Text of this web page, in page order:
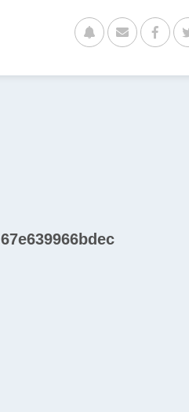
67e639966bdec